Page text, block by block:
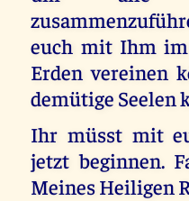
euch mit Ihm im
Erden vereinen
demütige Seelen
Ihr müsst mit
jetzt beginnen.
Meines Heiligen